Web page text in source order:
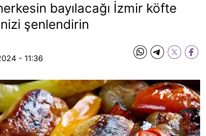
bayılacağı İzmir köfte
şenlendirin
- 11:36